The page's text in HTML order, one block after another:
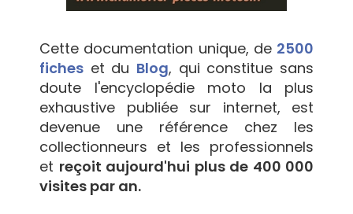
Cette documentation unique, de 2500
fiches et du Blog, qui constitue sans
doute l'encyclopédie moto la plus
exhaustive publiée sur internet, est
devenue une référence chez les
collectionneurs et les professionnels
et reçoit aujourd'hui plus de 400 000
visites par an.